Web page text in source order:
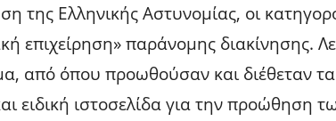
της Ελληνικής Αστυνομίας, οι
επιχείρηση» παράνομης διακίνησης.
από όπου προωθούσαν και διέθεταν
ειδική ιστοσελίδα για την προώθηση